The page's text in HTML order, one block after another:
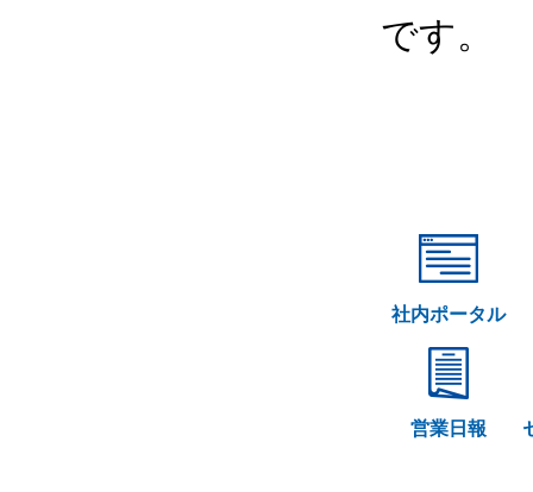
です。
社内ポータル
営業日報